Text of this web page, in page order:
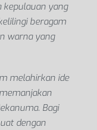
kepulauan yang
beragam
warna yang
melahirkan ide
Bagi
dengan